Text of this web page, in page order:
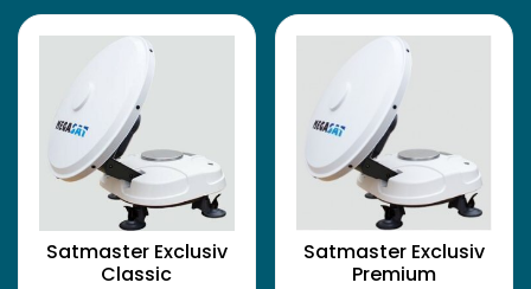
Satmaster Exclusiv
Classic
Satmaster Exclusiv
Premium